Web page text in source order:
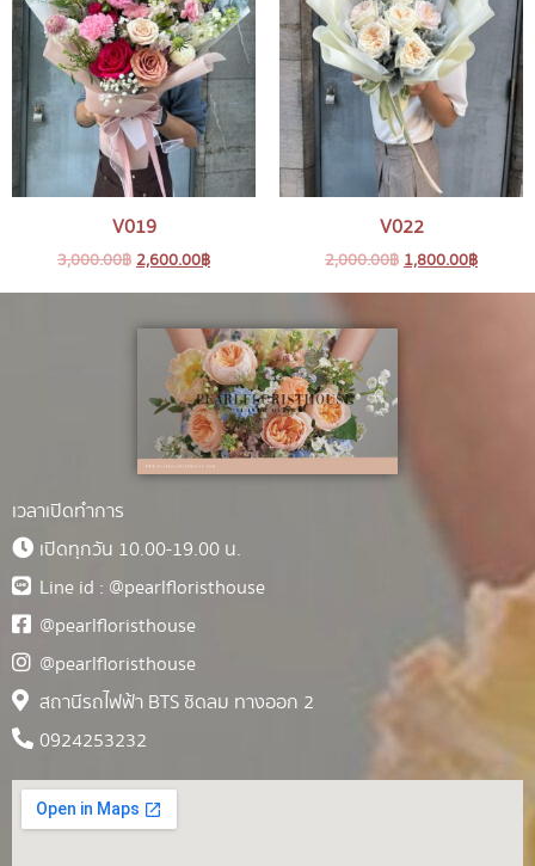
V019
3,000.00฿ 2,600.00฿
V022
2,000.00฿ 1,800.00฿
เวลาเปิดทำการ
เปิดทุกวัน 10.00-19.00 น.
Line id : @pearlfloristhouse
@pearlfloristhouse
@pearlfloristhouse
สถานีรถไฟฟ้า BTS ชิดลม ทางออก 2
0924253232